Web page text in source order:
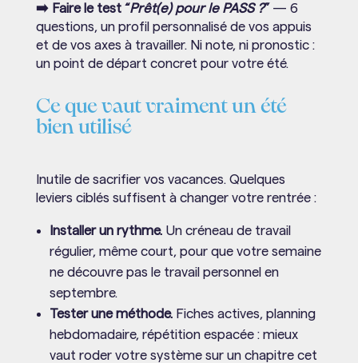
➡️ Faire le test “Prêt(e) pour le PASS ?” — 6
questions, un profil personnalisé de vos appuis
et de vos axes à travailler. Ni note, ni pronostic :
un point de départ concret pour votre été.
Ce que vaut vraiment un été
bien utilisé
Inutile de sacrifier vos vacances. Quelques
leviers ciblés suffisent à changer votre rentrée :
Installer un rythme.Un créneau de travail
régulier, même court, pour que votre semaine
ne découvre pas le travail personnel en
septembre.
Tester une méthode.Fiches actives, planning
hebdomadaire, répétition espacée : mieux
vaut roder votre système sur un chapitre cet